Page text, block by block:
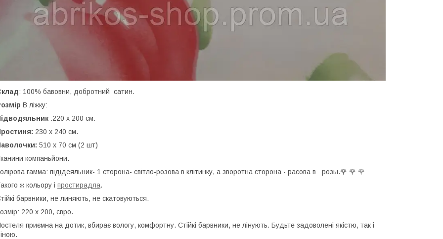
: 100% бавовни, добротний сатин.
В ліжку:
:220 х 200 см.
230 х 240 см.
510 х 70 см (2 шт)
компаньйони.
гамма: підідеяльник- 1 сторона- світло-розова в клітинку, а зворотна сторона - расова в розы.🌹 🌹 🌹
ж кольору і простирадла.
барвники, не линяють, не скатовуються.
220 x 200, євро.
приємна на дотик, вбирає вологу, комфортну. Стійкі барвники, не лінують. Будьте задоволені якістю, так і